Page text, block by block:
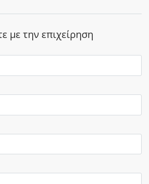
με την επιχείρηση